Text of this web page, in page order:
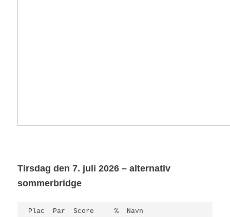
Tirsdag den 7. juli 2026 – alternativ
sommerbridge
Plac  Par  Score     %  Navn